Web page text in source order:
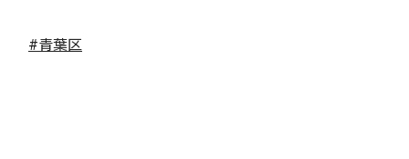
#青葉区